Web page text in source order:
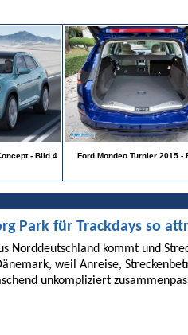
- Bild 4 Ford Mondeo Turnier 2015 -
Park für Trackdays so
Norddeutschland kommt und
weil Anreise,
unkompliziert